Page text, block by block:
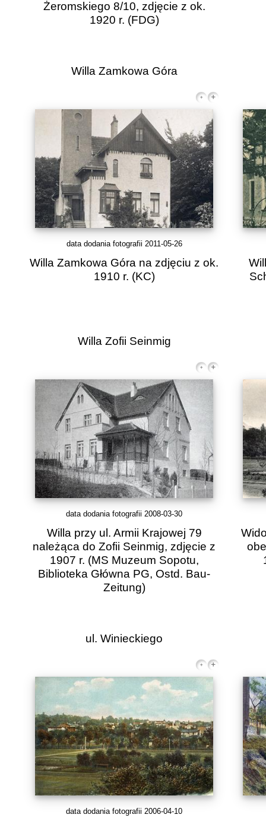
Żeromskiego 8/10, zdjęcie z ok.
1920 r. (FDG)
Willa Zamkowa Góra
data dodania fotografii 2011-05-26
Willa Zamkowa Góra na zdjęciu z ok.
1910 r. (KC)
Willa Zofii Seinmig
data dodania fotografii 2008-03-30
Willa przy ul. Armii Krajowej 79
należąca do Zofii Seinmig, zdjęcie z
1907 r. (MS Muzeum Sopotu,
Biblioteka Główna PG, Ostd. Bau-
Zeitung)
ul. Winieckiego
data dodania fotografii 2006-04-10